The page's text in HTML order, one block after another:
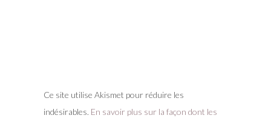
Ce site utilise Akismet pour réduire les
indésirables. En savoir plus sur la façon dont les